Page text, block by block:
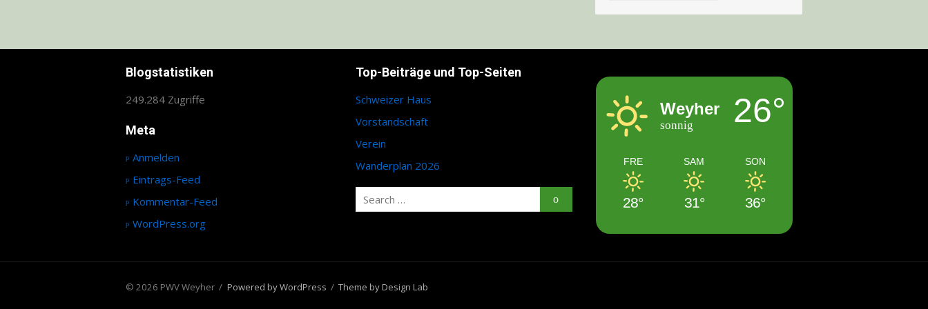
Blogstatistiken
249.284 Zugriffe
Meta
Anmelden
Eintrags-Feed
Kommentar-Feed
WordPress.org
Top-Beiträge und Top-Seiten
Schweizer Haus
Vorstandschaft
Verein
Wanderplan 2026
Search
for:
Search
Weyher
sonnig 26°
FRE
28°
SAM
31°
SON
36°
© 2026 PWV Weyher / Powered by WordPress / Theme by Design Lab